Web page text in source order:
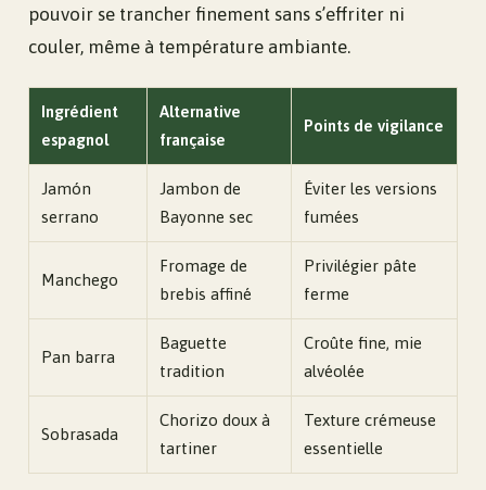
pouvoir se trancher finement sans s’effriter ni
couler, même à température ambiante.
Ingrédient
espagnol
Alternative
française
Points de vigilance
Jamón
serrano
Jambon de
Bayonne sec
Éviter les versions
fumées
Manchego
Fromage de
brebis affiné
Privilégier pâte
ferme
Pan barra
Baguette
tradition
Croûte fine, mie
alvéolée
Sobrasada
Chorizo doux à
tartiner
Texture crémeuse
essentielle